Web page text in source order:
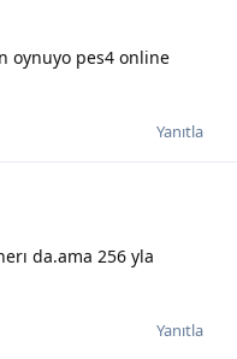
oynuyo pes4 online
Yanıtla
da.ama 256 yla
Yanıtla